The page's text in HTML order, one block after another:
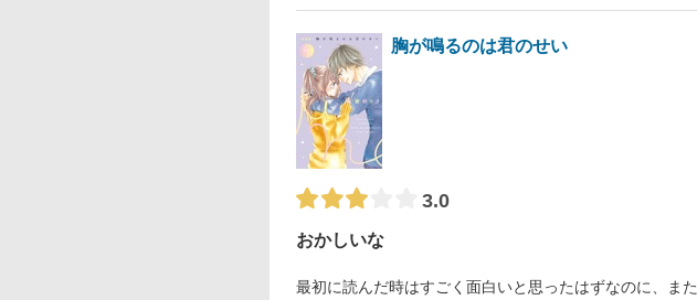
胸が鳴るのは君のせい
3.0
おかしいな
最初に読んだ時はすごく面白いと思ったはずなのに、ま